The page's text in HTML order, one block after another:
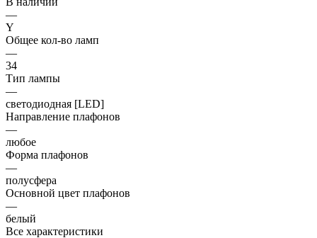
—
Y
Общее кол-во ламп
—
34
Тип лампы
—
светодиодная [LED]
Направление плафонов
—
любое
Форма плафонов
—
полусфера
Основной цвет плафонов
—
белый
Все характеристики